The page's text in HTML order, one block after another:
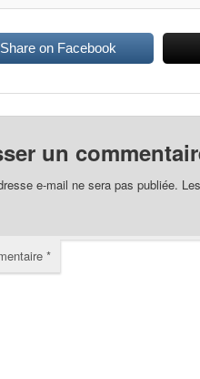
Share on Facebook
un
e-mail ne sera pas publiée.
*